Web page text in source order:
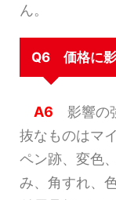
ん。
Q6 価格に影
A6 影響の
抜なものはマ
ペン跡、変色
み、角すれ、